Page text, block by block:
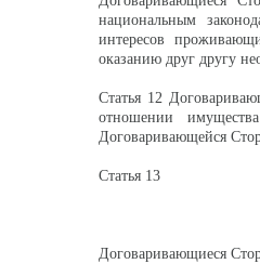
национальным
интересов
оказанию друг другу
Статья 12
отношении
Договаривающейся
Статья 13
Договаривающиеся